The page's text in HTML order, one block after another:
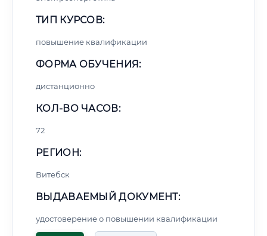
ТИП КУРСОВ:
повышение квалификации
ФОРМА ОБУЧЕНИЯ:
дистанционно
КОЛ-ВО ЧАСОВ:
72
РЕГИОН:
Витебск
ВЫДАВАЕМЫЙ ДОКУМЕНТ:
удостоверение о повышении квалификации